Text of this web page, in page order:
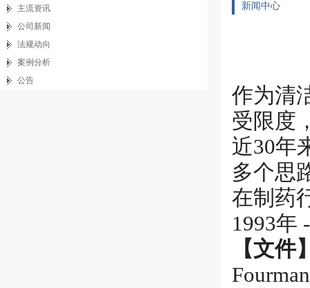
主流资讯
公司新闻
法规动向
案例分析
公告
新闻中心
作为清
受限度
近30年
多个思
在制药
1993年
【文件